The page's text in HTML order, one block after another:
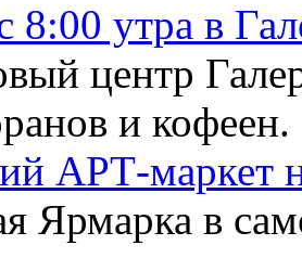
8:00 утра в
центр
и кофеен.
АРТ-маркет
Ярмарка в